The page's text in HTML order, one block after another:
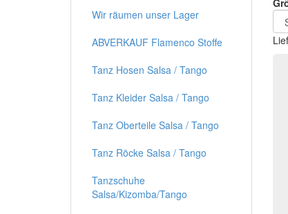
Wir räumen unser Lager
ABVERKAUF Flamenco Stoffe
Tanz Hosen Salsa / Tango
Tanz Kleider Salsa / Tango
Tanz Oberteile Salsa / Tango
Tanz Röcke Salsa / Tango
Tanzschuhe
Salsa/Kizomba/Tango